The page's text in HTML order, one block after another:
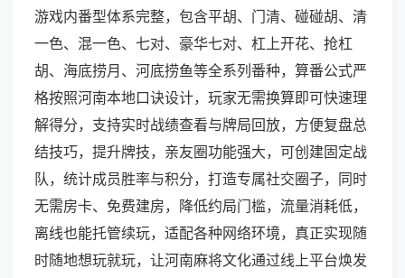
游戏内番型体系完整，包含平胡、门清、碰碰胡、清
一色、混一色、七对、豪华七对、杠上开花、抢杠
胡、海底捞月、河底捞鱼等全系列番种，算番公式严
格按照河南本地口诀设计，玩家无需换算即可快速理
解得分，支持实时战绩查看与牌局回放，方便复盘总
结技巧，提升牌技，亲友圈功能强大，可创建固定战
队，统计成员胜率与积分，打造专属社交圈子，同时
无需房卡、免费建房，降低约局门槛，流量消耗低，
离线也能托管续玩，适配各种网络环境，真正实现随
时随地想玩就玩，让河南麻将文化通过线上平台焕发